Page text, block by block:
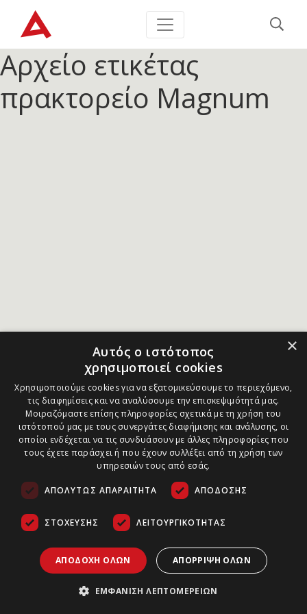
Αρχείο ετικέτας
πρακτορείο Magnum
×
Αυτός ο ιστότοπος
χρησιμοποιεί cookies
Χρησιμοποιούμε cookies για να εξατομικεύσουμε το περιεχόμενο,
τις διαφημίσεις και να αναλύσουμε την επισκεψιμότητά μας.
Μοιραζόμαστε επίσης πληροφορίες σχετικά με τη χρήση του
ιστότοπού μας με τους συνεργάτες διαφήμισης και ανάλυσης, οι
οποίοι ενδέχεται να τις συνδυάσουν με άλλες πληροφορίες που
τους έχετε παράσχει ή που έχουν συλλέξει από τη χρήση των
υπηρεσιών τους από εσάς.
ΑΠΟΛΎΤΩΣ ΑΠΑΡΑΊΤΗΤΑ ΑΠΌΔΟΣΗΣ
ΣΤΌΧΕΥΣΗΣ ΛΕΙΤΟΥΡΓΙΚΌΤΗΤΑΣ
ΑΠΟΔΟΧΉ ΌΛΩΝ ΑΠΌΡΡΙΨΗ ΌΛΩΝ
ΕΜΦΆΝΙΣΗ ΛΕΠΤΟΜΕΡΕΙΏΝ